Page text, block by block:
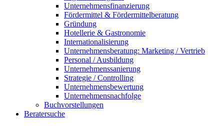
Unternehmensfinanzierung
Fördermittel & Fördermittelberatung
Gründung
Hotellerie & Gastronomie
Internationalisierung
Unternehmensberatung: Marketing / Vertrieb
Personal / Ausbildung
Unternehmenssanierung
Strategie / Controlling
Unternehmensbewertung
Unternehmensnachfolge
Buchvorstellungen
Beratersuche